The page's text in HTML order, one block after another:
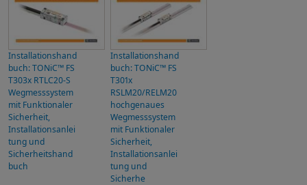
Installationshand
buch: TONiC™ FS
T303x RTLC20-S
Wegmesssystem
mit Funktionaler
Sicherheit,
Installationsanlei
tung und
Sicherheitshand
buch
Installationshand
buch: TONiC™ FS
T301x
RSLM20/RELM20
hochgenaues
Wegmesssystem
mit Funktionaler
Sicherheit,
Installationsanlei
tung und
Sicherhe